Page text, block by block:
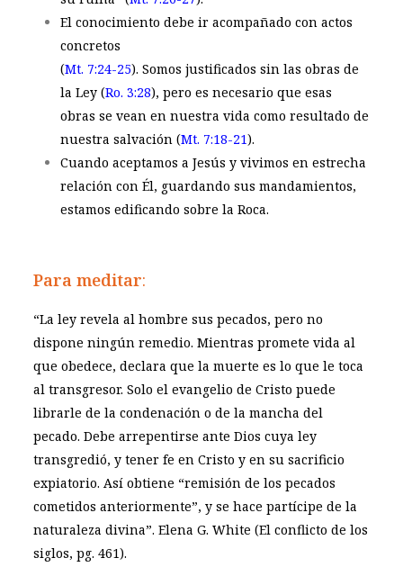
El conocimiento debe ir acompañado con actos
concretos
(Mt. 7:24-25). Somos justificados sin las obras de
la Ley (Ro. 3:28), pero es necesario que esas
obras se vean en nuestra vida como resultado de
nuestra salvación (Mt. 7:18-21).
Cuando aceptamos a Jesús y vivimos en estrecha
relación con Él, guardando sus mandamientos,
estamos edificando sobre la Roca.
Para meditar:
“La ley revela al hombre sus pecados, pero no
dispone ningún remedio. Mientras promete vida al
que obedece, declara que la muerte es lo que le toca
al transgresor. Solo el evangelio de Cristo puede
librarle de la condenación o de la mancha del
pecado. Debe arrepentirse ante Dios cuya ley
transgredió, y tener fe en Cristo y en su sacrificio
expiatorio. Así obtiene “remisión de los pecados
cometidos anteriormente”, y se hace partícipe de la
naturaleza divina”. Elena G. White (El conflicto de los
siglos, pg. 461).